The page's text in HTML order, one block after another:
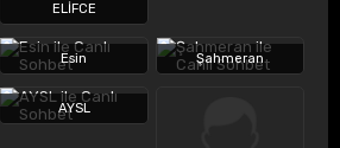
ELİFCE
Esin Şahmeran
AYSL